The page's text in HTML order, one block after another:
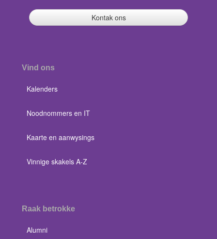
Kontak ons
Vind ons
Kalenders
Noodnommers en IT
Kaarte en aanwysings
Vinnige skakels A-Z
Raak betrokke
Alumni